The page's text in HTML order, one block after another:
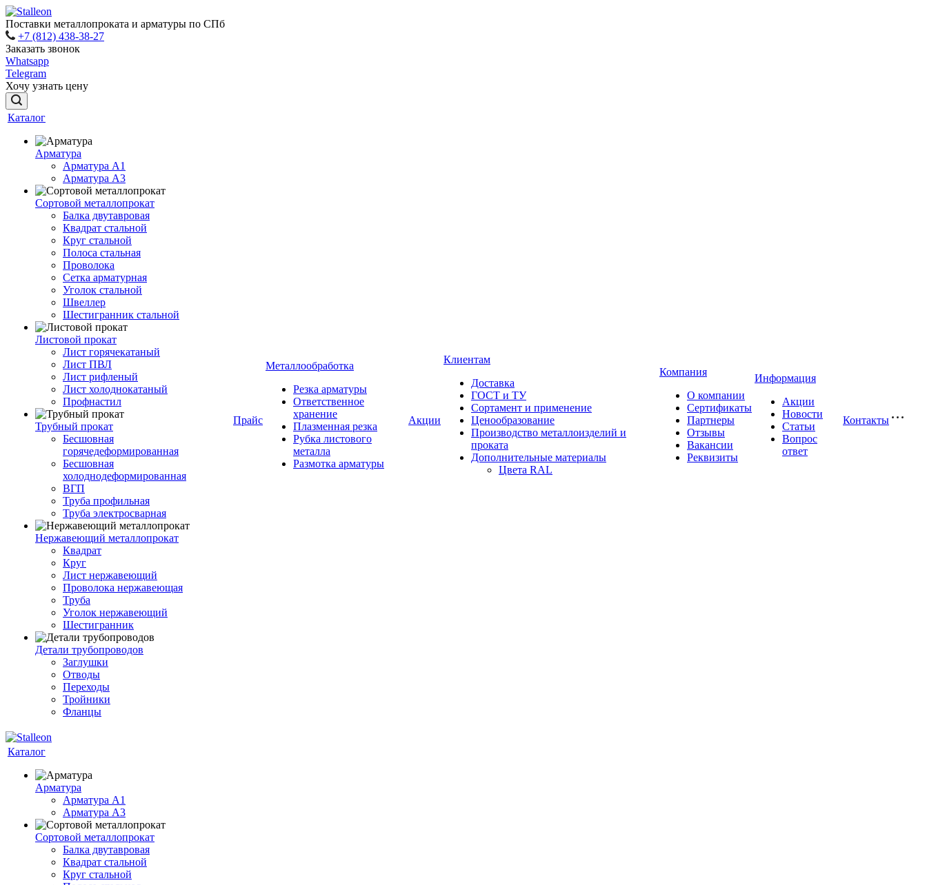
Поставки металлопроката и арматуры по СПб
+7 (812) 438-38-27
Заказать звонок
Whatsapp
Telegram
Хочу узнать цену
Каталог
Арматура
Арматура A1
Арматура А3
Сортовой металлопрокат
Балка двутавровая
Квадрат стальной
Круг стальной
Полоса стальная
Проволока
Сетка арматурная
Уголок стальной
Швеллер
Шестигранник стальной
Листовой прокат
Лист горячекатаный
Лист ПВЛ
Лист рифленый
Лист холоднокатаный
Профнастил
Трубный прокат
Бесшовная
горячедеформированная
Бесшовная
холоднодеформированная
ВГП
Труба профильная
Труба электросварная
Нержавеющий металлопрокат
Квадрат
Круг
Лист нержавеющий
Проволока нержавеющая
Труба
Уголок нержавеющий
Шестигранник
Детали трубопроводов
Заглушки
Отводы
Переходы
Тройники
Фланцы
Прайс
Металлообработка
Резка арматуры
Ответственное
хранение
Плазменная резка
Рубка листового
металла
Размотка арматуры
Акции
Клиентам
Доставка
ГОСТ и ТУ
Сортамент и применение
Ценообразование
Производство металлоизделий и
проката
Дополнительные материалы
Цвета RAL
Компания
О компании
Сертификаты
Партнеры
Отзывы
Вакансии
Реквизиты
Информация
Акции
Новости
Статьи
Вопрос
ответ
Контакты
Каталог
Арматура
Арматура A1
Арматура А3
Сортовой металлопрокат
Балка двутавровая
Квадрат стальной
Круг стальной